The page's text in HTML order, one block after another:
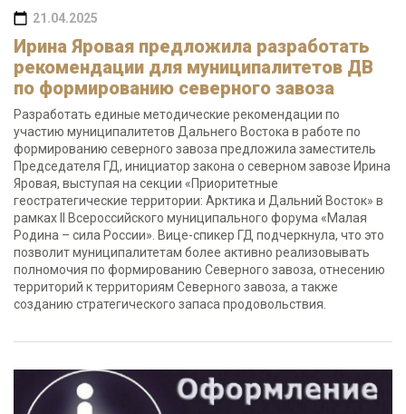
21.04.2025
Ирина Яровая предложила разработать
рекомендации для муниципалитетов ДВ
по формированию северного завоза
Разработать единые методические рекомендации по
участию муниципалитетов Дальнего Востока в работе по
формированию северного завоза предложила заместитель
Председателя ГД, инициатор закона о северном завозе Ирина
Яровая, выступая на секции «Приоритетные
геостратегические территории: Арктика и Дальний Восток» в
рамках II Всероссийского муниципального форума «Малая
Родина – сила России». Вице-спикер ГД подчеркнула, что это
позволит муниципалитетам более активно реализовывать
полномочия по формированию Северного завоза, отнесению
территорий к территориям Северного завоза, а также
созданию стратегического запаса продовольствия.